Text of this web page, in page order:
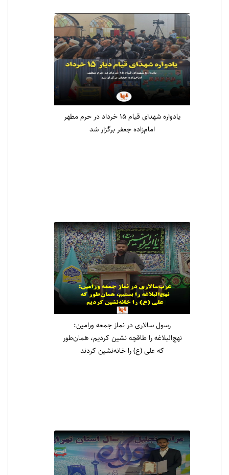
یادواره شهدای قیام ۱۵ خرداد در حرم مطهر
امام‌زاده جعفر برگزار شد
رسول سالاری در نماز جمعه ورامین:
نهج‌البلاغه را طاقچه نشین کردیم، همان‌طور
که علی (ع) را خانه‌نشین کردند